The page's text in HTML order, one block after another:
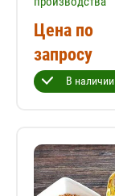
Цена по
запросу
В